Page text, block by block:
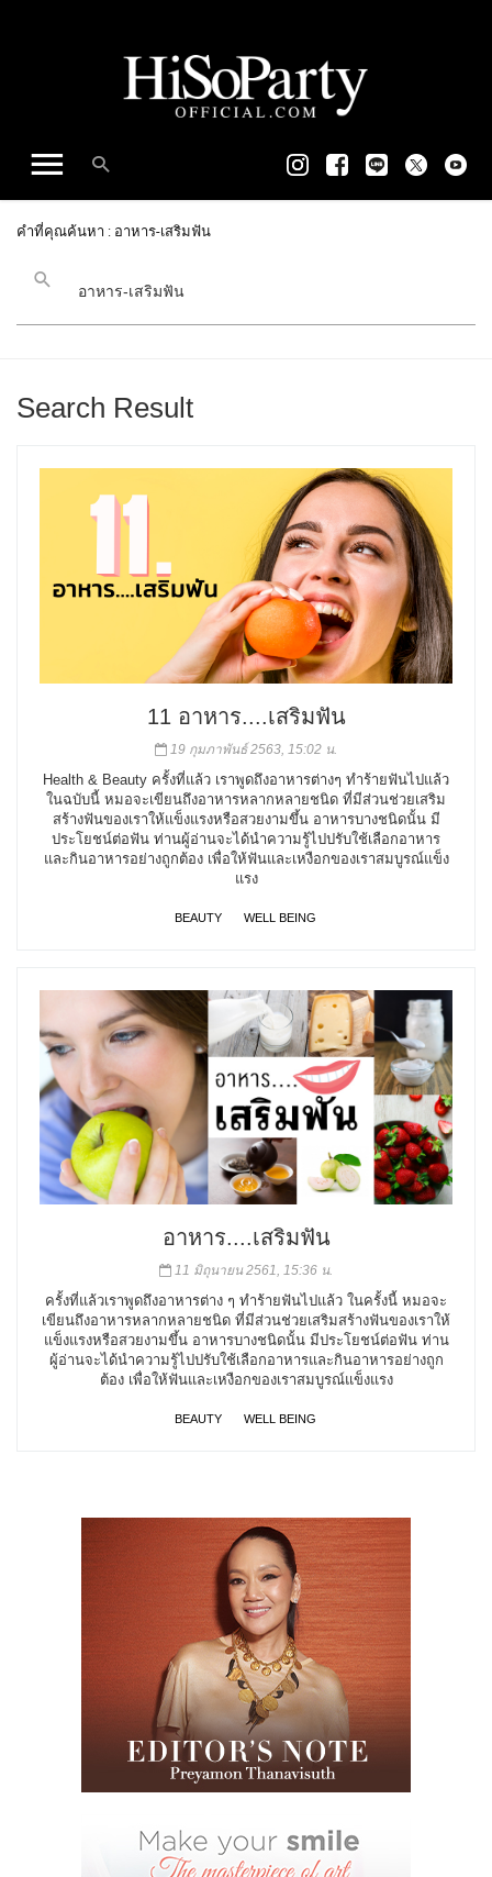
คำที่คุณค้นหา : อาหาร-เสริมฟัน
Search Result
11 อาหาร....เสริมฟัน
19 กุมภาพันธ์ 2563, 15:02 น.
Health & Beauty ครั้งที่แล้ว เราพูดถึงอาหารต่างๆ ทำร้ายฟันไปแล้ว
ในฉบับนี้ หมอจะเขียนถึงอาหารหลากหลายชนิด ที่มีส่วนช่วยเสริม
สร้างฟันของเราให้แข็งแรงหรือสวยงามขึ้น อาหารบางชนิดนั้น มี
ประโยชน์ต่อฟัน ท่านผู้อ่านจะได้นำความรู้ไปปรับใช้เลือกอาหาร
และกินอาหารอย่างถูกต้อง เพื่อให้ฟันและเหงือกของเราสมบูรณ์แข็ง
แรง
BEAUTY WELL BEING
อาหาร....เสริมฟัน
11 มิถุนายน 2561, 15:36 น.
ครั้งที่แล้วเราพูดถึงอาหารต่าง ๆ ทำร้ายฟันไปแล้ว ในครั้งนี้ หมอจะ
เขียนถึงอาหารหลากหลายชนิด ที่มีส่วนช่วยเสริมสร้างฟันของเราให้
แข็งแรงหรือสวยงามขึ้น อาหารบางชนิดนั้น มีประโยชน์ต่อฟัน ท่าน
ผู้อ่านจะได้นำความรู้ไปปรับใช้เลือกอาหารและกินอาหารอย่างถูก
ต้อง เพื่อให้ฟันและเหงือกของเราสมบูรณ์แข็งแรง
BEAUTY WELL BEING